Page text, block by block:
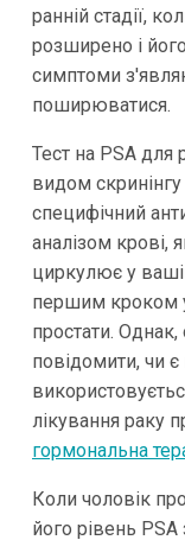
ранній стадії,
розширено і
симптоми
поширюватися.
Тест на PSA
видом скринінгу
специфічний
аналізом крові,
циркулює у
першим кроком у
простати.
повідомити, чи є
лікування раку
гормональна
Коли чоловік
його рівень